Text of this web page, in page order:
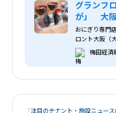
グランフ
が」 大阪
おにぎり専門
ロント大阪（
ープンする。
梅田経済
「注目のテナント・施設ニュー